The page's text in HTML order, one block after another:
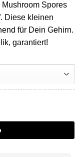
Spores
Diese kleinen
für Dein Gehirn.
garantiert!